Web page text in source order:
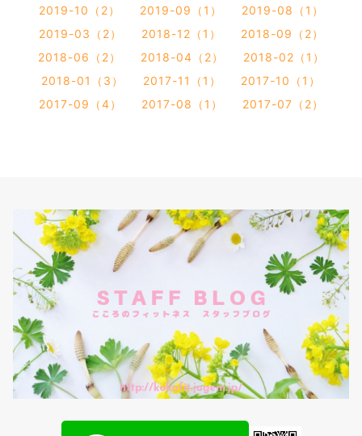
2019-10（2）
2019-09（1）
2019-08（1）
2019-03（2）
2018-12（1）
2018-09（2）
2018-06（2）
2018-04（2）
2018-02（1）
2018-01（3）
2017-11（1）
2017-10（1）
2017-09（4）
2017-08（1） 2017-07（2）